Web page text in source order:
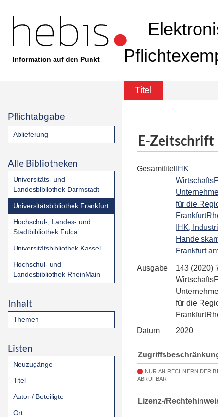
Information auf den Punkt
Titel
Pflichtabgabe
Ablieferung
Alle Bibliotheken
Universitäts- und
Landesbibliothek Darmstadt
Universitätsbibliothek Frankfurt
Hochschul-, Landes- und
Stadtbibliothek Fulda
Universitätsbibliothek Kassel
Hochschul- und
Landesbibliothek RheinMain
Inhalt
Themen
Listen
Neuzugänge
Titel
Autor / Beteiligte
Ort
E-Zeitschrift
Gesamttitel IHK
für die
IHK,
Frankfurt
Ausgabe
143 (2020)
für die
Datum
2020
NUR AN RECHNERN DER
ABRUFBAR
Lizenz-/